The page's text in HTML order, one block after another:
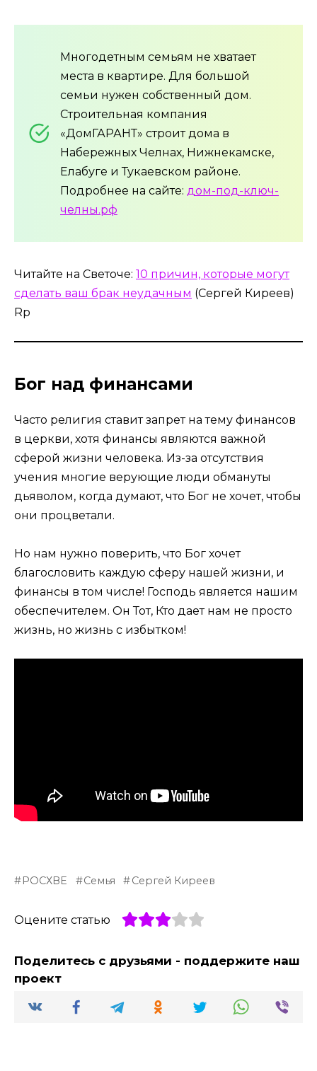
Многодетным семьям не хватает
места в квартире. Для большой
семьи нужен собственный дом.
Строительная компания
«ДомГАРАНТ» строит дома в
Набережных Челнах, Нижнекамске,
Елабуге и Тукаевском районе.
Подробнее на сайте: дом-под-ключ-
челны.рф
Читайте на Светоче: 10 причин, которые могут
сделать ваш брак неудачным (Сергей Киреев)
Rp
Бог над финансами
Часто религия ставит запрет на тему финансов
в церкви, хотя финансы являются важной
сферой жизни человека. Из-за отсутствия
учения многие верующие люди обмануты
дьяволом, когда думают, что Бог не хочет, чтобы
они процветали.
Но нам нужно поверить, что Бог хочет
благословить каждую сферу нашей жизни, и
финансы в том числе! Господь является нашим
обеспечителем. Он Тот, Кто дает нам не просто
жизнь, но жизнь с избытком!
РОСХВЕ Семья Сергей Киреев
Оцените статью
Поделитесь с друзьями - поддержите наш
проект